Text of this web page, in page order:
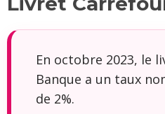
En octobre 2023, le
Banque a un taux
de 2%.